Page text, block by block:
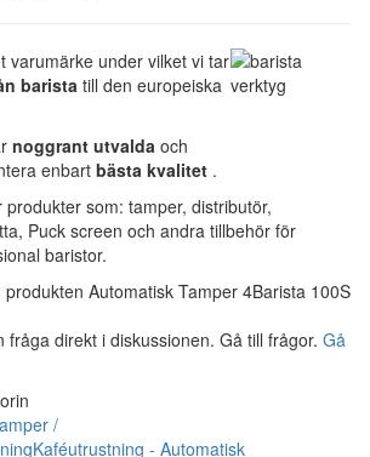
varumärke under vilket vi tar
barista till den europeiska
noggrant utvalda och
enbartbästa kvalitet .
som: tamper, distributör,
Puck screen och andra tillbehör för
baristor.
produkten Automatisk Tamper 4Barista 100S
fråga direkt i diskussionen. Gå till frågor. Gå
/
Kaféutrustning - Automatisk